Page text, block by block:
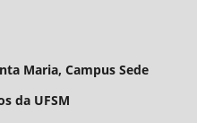
Maria, Campus Sede
da UFSM